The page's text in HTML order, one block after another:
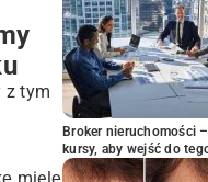
z tym
Broker nieruchomości
kursy, aby wejść do